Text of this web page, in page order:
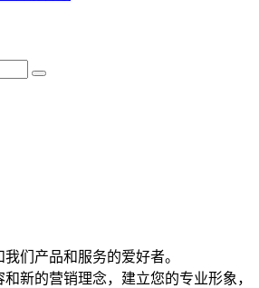
们产品和服务的爱好者。
新的营销理念，建立您的专业形象，